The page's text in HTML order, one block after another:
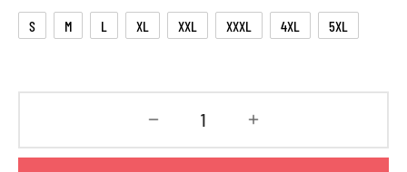
S M L XL XXL XXXL 4XL 5XL